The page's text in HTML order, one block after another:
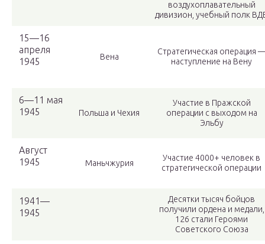
воздухоплавательный
дивизион, учебный полк
15—16
апреля
1945
Вена
Стратегическая операция
наступление на Вену
6—11 мая
1945
Польша и Чехия
Участие в Пражской
операции с выходом на
Эльбу
Август
1945
Маньчжурия
Участие 4000+ человек в
стратегической операции
1941—
1945
Десятки тысяч бойцов
получили ордена и медали,
126 стали Героями
Советского Союза